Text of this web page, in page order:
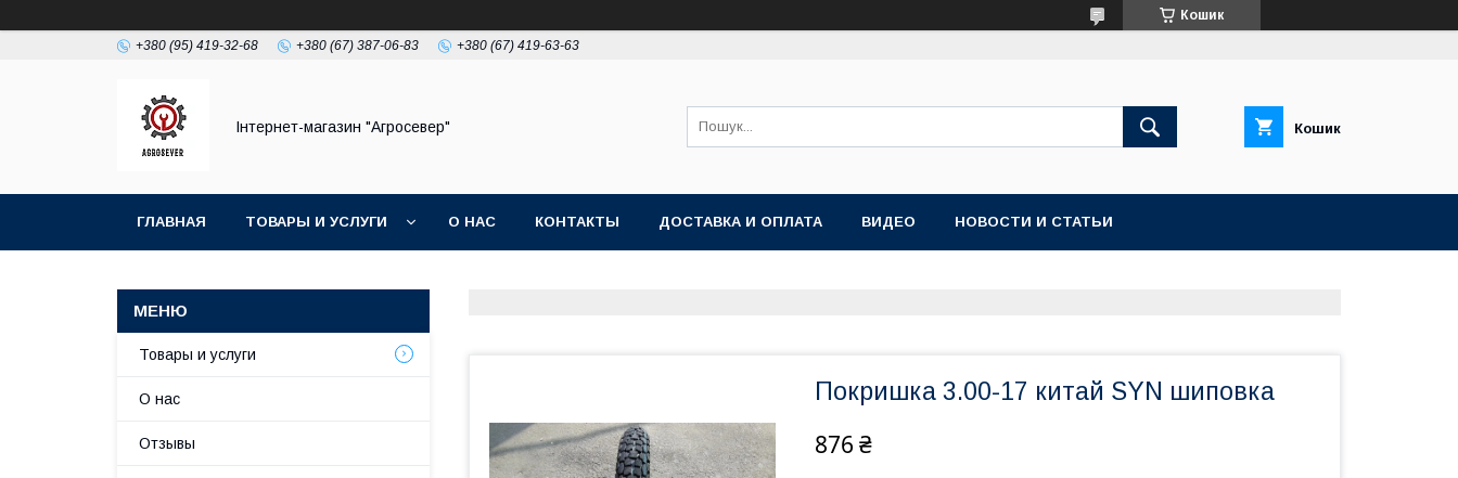
Кошик
+380 (95) 419-32-68 +380 (67) 387-06-83 +380 (67) 419-63-63
Інтернет-магазин "Агросевер" Кошик
ГЛАВНАЯ ТОВАРЫ И УСЛУГИ О НАС КОНТАКТЫ ДОСТАВКА И ОПЛАТА ВИДЕО НОВОСТИ И СТАТЬИ
Покришка 3.00-17 китай SYN шиповка
876 ₴
Товары и услуги
О нас
Отзывы